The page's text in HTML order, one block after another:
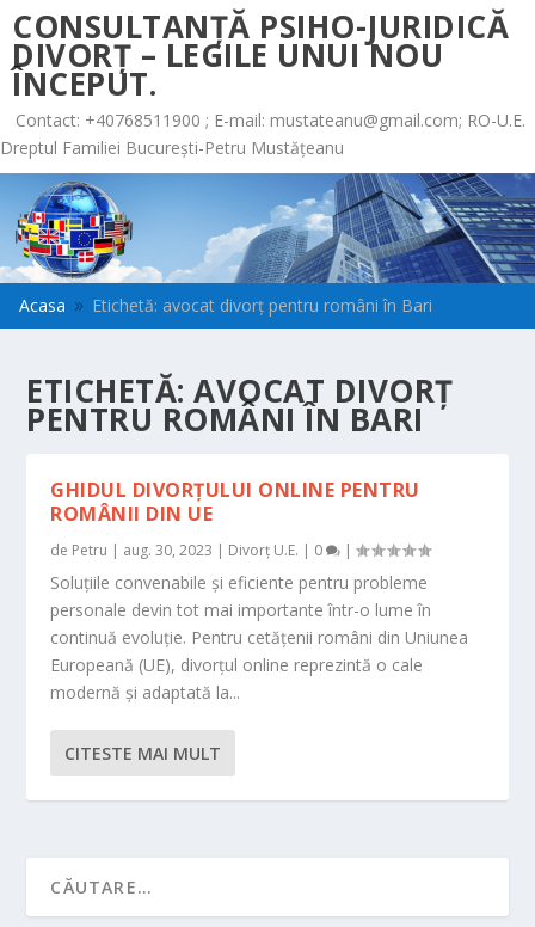
CONSULTANȚĂ PSIHO-JURIDICĂ
DIVORȚ – LEGILE UNUI NOU
ÎNCEPUT.
Contact: +40768511900 ; E-mail: mustateanu@gmail.com; RO-U.E.
Dreptul Familiei București-Petru Mustățeanu
Acasa 9 Etichetă: avocat divorț pentru români în Bari
ETICHETĂ:AVOCAT DIVORȚ
PENTRU ROMÂNI ÎN BARI
GHIDUL DIVORȚULUI ONLINE PENTRU
ROMÂNII DIN UE
de Petru | aug. 30, 2023 | Divorț U.E. | 0 |
Soluțiile convenabile și eficiente pentru probleme
personale devin tot mai importante într-o lume în
continuă evoluție. Pentru cetățenii români din Uniunea
Europeană (UE), divorțul online reprezintă o cale
modernă și adaptată la...
CITESTE MAI MULT